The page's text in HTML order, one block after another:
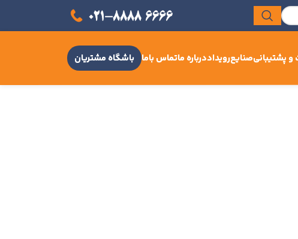
و پشتیبانیصنایعرویداددرباره ماتماس باما باشگاه مشتریان